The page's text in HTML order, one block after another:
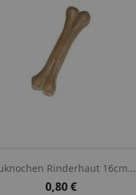
Rinderhaut 16cm...
Preis
0,80 €